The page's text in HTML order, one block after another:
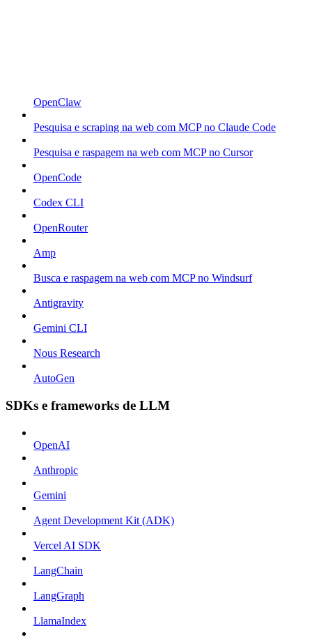
OpenClaw
Pesquisa e scraping na web com MCP no Claude Code
Pesquisa e raspagem na web com MCP no Cursor
OpenCode
Codex CLI
OpenRouter
Amp
Busca e raspagem na web com MCP no Windsurf
Antigravity
Gemini CLI
Nous Research
AutoGen
SDKs e frameworks de LLM
OpenAI
Anthropic
Gemini
Agent Development Kit (ADK)
Vercel AI SDK
LangChain
LangGraph
LlamaIndex